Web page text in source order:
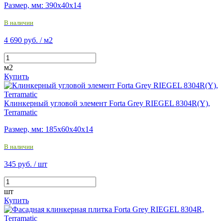
Размер, мм: 390х40х14
В наличии
4 690 руб. / м2
м2
Купить
Клинкерный угловой элемент Forta Grey RIEGEL 8304R(Y),
Terramatic
Размер, мм: 185х60х40х14
В наличии
345 руб. / шт
шт
Купить